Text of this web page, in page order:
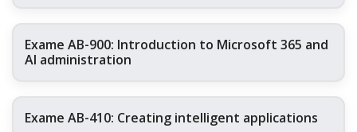
Exame AB-900: Introduction to Microsoft 365 and
AI administration
Exame AB-410: Creating intelligent applications